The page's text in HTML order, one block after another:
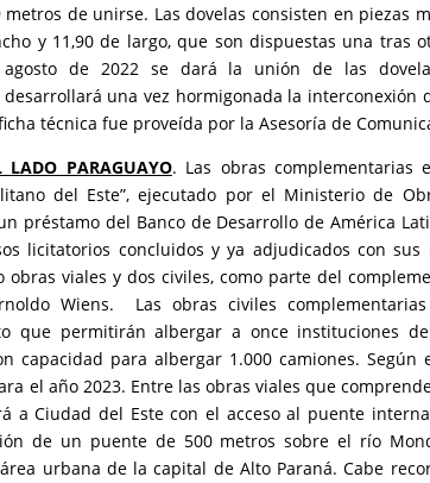
metros de unirse. Las dovelas consisten en piezas
y 11,90 de largo, que son dispuestas una
agosto de 2022 se dará la unión de las
una vez hormigonada la interconexión
técnica fue proveída por la Asesoría de
LADO PARAGUAYO. Las obras complementarias
del Este”, ejecutado por el Ministerio de
préstamo del Banco de Desarrollo de América
licitatorios concluidos y ya adjudicados con
obras viales y dos civiles, como parte del
Wiens. Las obras civiles
que permitirán albergar a once instituciones
capacidad para albergar 1.000 camiones.
el año 2023. Entre las obras viales que
a Ciudad del Este con el acceso al puente
de un puente de 500 metros sobre el río
urbana de la capital de Alto Paraná. Cabe